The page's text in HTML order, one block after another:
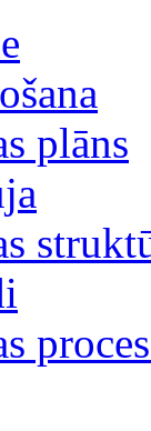
plāns